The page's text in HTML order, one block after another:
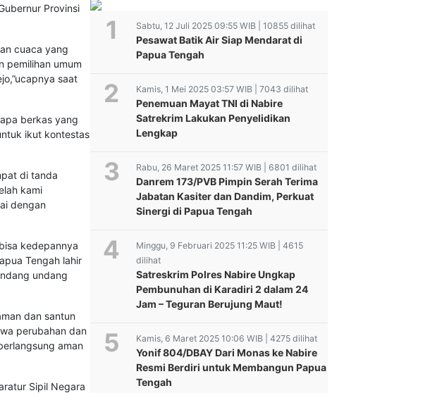
Provinsi
cuaca yang
pemilihan umum
saat
berkas yang
ikut kontestas
di tanda
kami
dengan
kedepannya
Tengah lahir
undang
dan santun
perubahan dan
aman
Sipil Negara
Sabtu, 12 Juli 2025 09:55 WIB | 10855 dilihat
Pesawat Batik Air Siap Mendarat di
Papua Tengah
Kamis, 1 Mei 2025 03:57 WIB | 7043 dilihat
Penemuan Mayat TNI di Nabire
Satrekrim Lakukan Penyelidikan
Lengkap
Rabu, 26 Maret 2025 11:57 WIB | 6801 dilihat
Danrem 173/PVB Pimpin Serah Terima
Jabatan Kasiter dan Dandim, Perkuat
Sinergi di Papua Tengah
Minggu, 9 Februari 2025 11:25 WIB | 4615
dilihat
Satreskrim Polres Nabire Ungkap
Pembunuhan di Karadiri 2 dalam 24
Jam – Teguran Berujung Maut!
Kamis, 6 Maret 2025 10:06 WIB | 4275 dilihat
Yonif 804/DBAY Dari Monas ke Nabire
Resmi Berdiri untuk Membangun Papua
Tengah